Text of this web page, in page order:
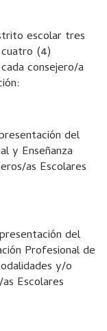
escolar tres
(4)
consejero/a
del
y Enseñanza
as Escolares
del
Profesional de
y/o
Escolares